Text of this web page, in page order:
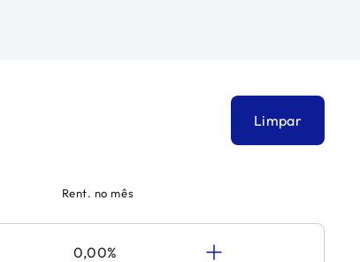
Limpar
Rent. no mês
0,00%